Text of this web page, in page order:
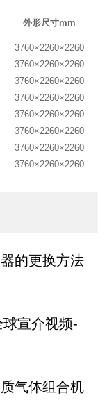
外形尺寸mm
3760×2260×2260
3760×2260×2260
3760×2260×2260
3760×2260×2260
3760×2260×2260
3760×2260×2260
3760×2260×2260
3760×2260×2260
的更换方法
宣介视频-
气体组合机